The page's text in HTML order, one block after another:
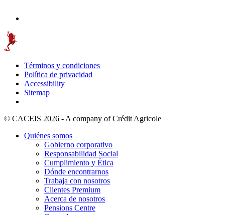
Términos y condiciones
Política de privacidad
Accessibility
Sitemap
© CACEIS 2026 - A company of Crédit Agricole
Quiénes somos
Gobierno corporativo
Responsabilidad Social
Cumplimiento y Ética
Dónde encontrarnos
Trabaja con nosotros
Clientes Premium
Acerca de nosotros
Pensions Centre